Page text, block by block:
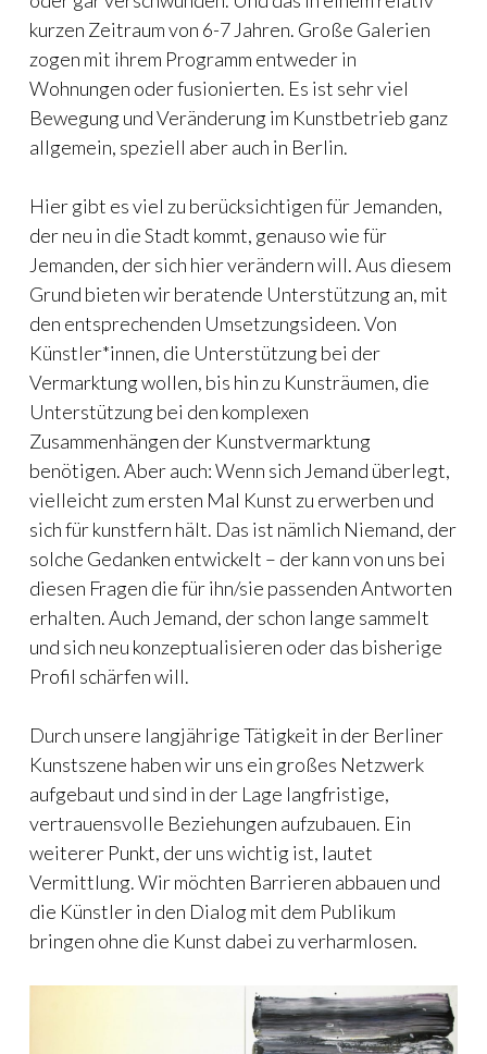
kurzen Zeitraum von 6-7 Jahren. Große Galerien
zogen mit ihrem Programm entweder in
Wohnungen oder fusionierten. Es ist sehr viel
Bewegung und Veränderung im Kunstbetrieb ganz
allgemein, speziell aber auch in Berlin.
Hier gibt es viel zu berücksichtigen für Jemanden,
der neu in die Stadt kommt, genauso wie für
Jemanden, der sich hier verändern will. Aus diesem
Grund bieten wir beratende Unterstützung an, mit
den entsprechenden Umsetzungsideen. Von
Künstler*innen, die Unterstützung bei der
Vermarktung wollen, bis hin zu Kunsträumen, die
Unterstützung bei den komplexen
Zusammenhängen der Kunstvermarktung
benötigen. Aber auch: Wenn sich Jemand überlegt,
vielleicht zum ersten Mal Kunst zu erwerben und
sich für kunstfern hält. Das ist nämlich Niemand, der
solche Gedanken entwickelt – der kann von uns bei
diesen Fragen die für ihn/sie passenden Antworten
erhalten. Auch Jemand, der schon lange sammelt
und sich neu konzeptualisieren oder das bisherige
Profil schärfen will.
Durch unsere langjährige Tätigkeit in der Berliner
Kunstszene haben wir uns ein großes Netzwerk
aufgebaut und sind in der Lage langfristige,
vertrauensvolle Beziehungen aufzubauen. Ein
weiterer Punkt, der uns wichtig ist, lautet
Vermittlung. Wir möchten Barrieren abbauen und
die Künstler in den Dialog mit dem Publikum
bringen ohne die Kunst dabei zu verharmlosen.